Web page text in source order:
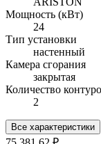
Мощность (кВт)
24
Тип установки
настенный
Камера сгорания
закрытая
Количество
2
Все характеристики